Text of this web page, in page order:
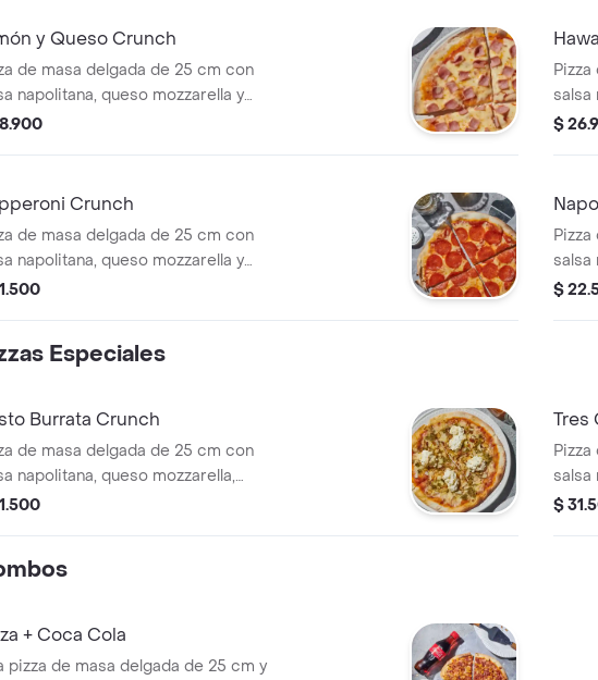
y Queso Crunch
de masa delgada de 25 cm con
napolitana, queso mozzarella y
de cerdo.
salsa
de
$
Crunch
de masa delgada de 25 cm con
napolitana, queso mozzarella y
salsa
$
Especiales
Burrata Crunch
de masa delgada de 25 cm con
napolitana, queso mozzarella,
pesto (tiene maní), almendras
Tres
salsa
$
+ Coca Cola
pizza de masa delgada de 25 cm y